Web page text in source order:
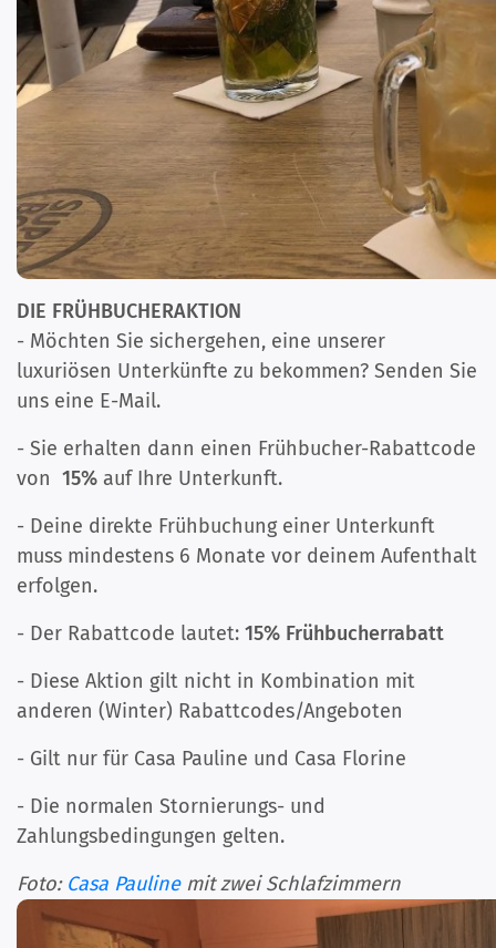
DIE FRÜHBUCHERAKTION
- Möchten Sie sichergehen, eine unserer
luxuriösen Unterkünfte zu bekommen? Senden Sie
uns eine E-Mail.
- Sie erhalten dann einen Frühbucher-Rabattcode
von 15% auf Ihre Unterkunft.
- Deine direkte Frühbuchung einer Unterkunft
muss mindestens 6 Monate vor deinem Aufenthalt
erfolgen.
- Der Rabattcode lautet: 15% Frühbucherrabatt
- Diese Aktion gilt nicht in Kombination mit
anderen (Winter) Rabattcodes/Angeboten
- Gilt nur für Casa Pauline und Casa Florine
- Die normalen Stornierungs- und
Zahlungsbedingungen gelten.
Foto: Casa Paulinemit zwei Schlafzimmern